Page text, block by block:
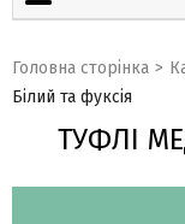
Головна сторінка >
Білий та фуксія
ТУФЛІ